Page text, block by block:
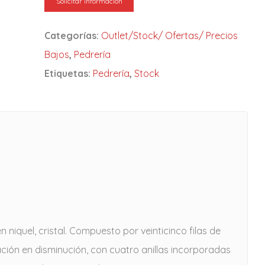
Categorías: Outlet/Stock/ Ofertas/ Precios
Bajos, Pedrería
Etiquetas: Pedrería,Stock
cristal. Compuesto por veinticinco filas de
en disminución, con cuatro anillas incorporadas